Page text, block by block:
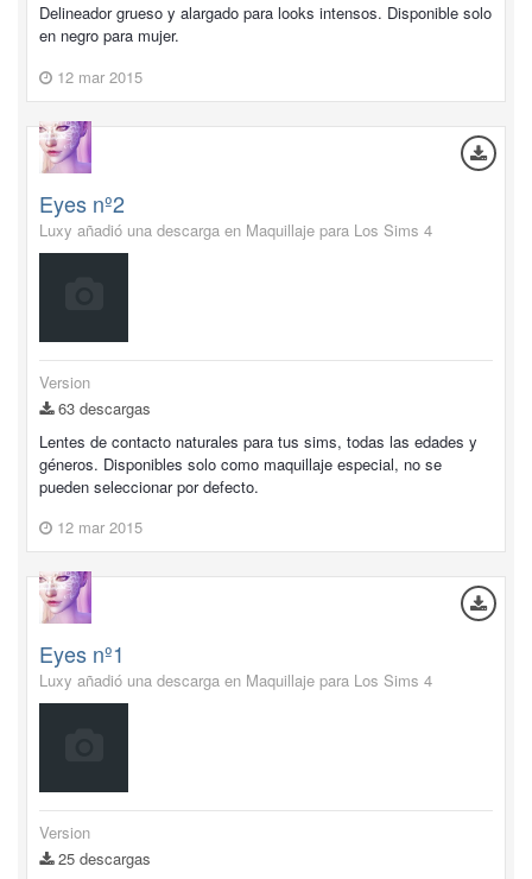
Delineador grueso y alargado para looks intensos. Disponible solo
en negro para mujer.
12 mar 2015
Eyes nº2
Luxy añadió una descarga en Maquillaje para Los Sims 4
Version
63 descargas
Lentes de contacto naturales para tus sims, todas las edades y
géneros. Disponibles solo como maquillaje especial, no se
pueden seleccionar por defecto.
12 mar 2015
Eyes nº1
Luxy añadió una descarga en Maquillaje para Los Sims 4
Version
25 descargas